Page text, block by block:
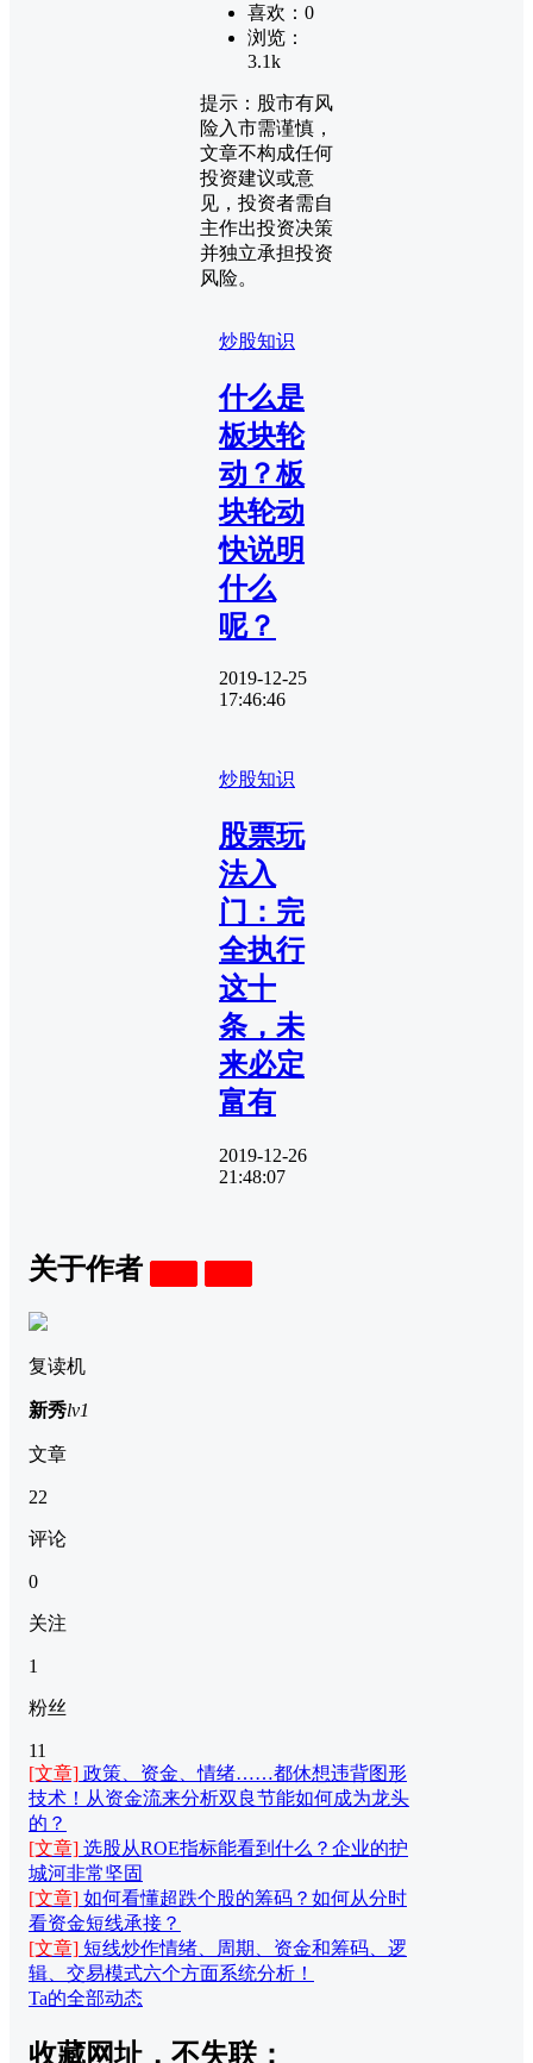
喜欢： 0
浏览：
3.1k
提示：股市有风
险入市需谨慎，
文章不构成任何
投资建议或意
见，投资者需自
主作出投资决策
并独立承担投资
风险。
炒股知识
什么是
板块轮
动？板
块轮动
快说明
什么
呢？
2019-12-25
17:46:46
炒股知识
股票玩
法入
门：完
全执行
这十
条，未
来必定
富有
2019-12-26
21:48:07
关于作者
复读机
新秀lv1
文章
22
评论
0
关注
1
粉丝
11
[文章] 政策、资金、情绪……都休想违背图形
技术！从资金流来分析双良节能如何成为龙头
的？
[文章] 选股从ROE指标能看到什么？企业的护
城河非常坚固
[文章] 如何看懂超跌个股的筹码？如何从分时
看资金短线承接？
[文章] 短线炒作情绪、周期、资金和筹码、逻
辑、交易模式六个方面系统分析！
Ta的全部动态
收藏网址，不失联：